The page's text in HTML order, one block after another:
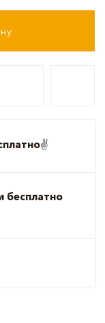
✌️
бесплатно